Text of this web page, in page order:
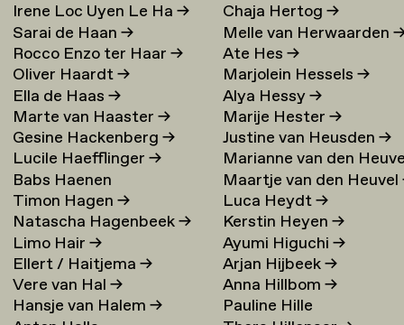
Irene Loc Uyen Le Ha→
Sarai de Haan→
Rocco Enzo ter Haar→
Oliver Haardt→
Ella de Haas→
Marte van Haaster→
Gesine Hackenberg→
Lucile Haefflinger→
Babs Haenen
Timon Hagen→
Natascha Hagenbeek→
Limo Hair→
Ellert / Haitjema→
Vere van Hal→
Hansje van Halem→
Chaja Hertog→
Melle van Herwaarden
Ate Hes→
Marjolein Hessels→
Alya Hessy→
Marije Hester→
Justine van Heusden→
Marianne van den
→
Maartje van den Heuvel
Luca Heydt→
Kerstin Heyen→
Ayumi Higuchi→
Arjan Hijbeek→
Anna Hillbom→
Pauline Hille